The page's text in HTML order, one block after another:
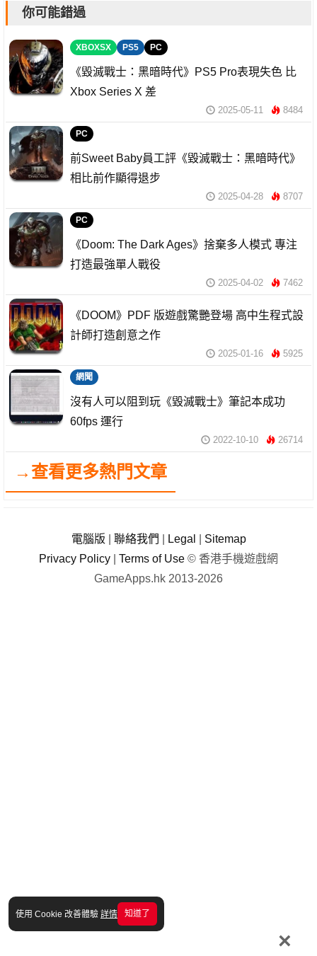
使用 Cookie 改善體驗 詳情 知道了
×
你可能錯過
XBOXSX PS5 PC
《毀滅戰士：黑暗時代》PS5 Pro表現失色 比
Xbox Series X 差
2025-05-11 8484
PC
前Sweet Baby員工評《毀滅戰士：黑暗時代》
相比前作顯得退步
2025-04-28 8707
PC
《Doom: The Dark Ages》捨棄多人模式 專注
打造最強單人戰役
2025-04-02 7462
《DOOM》PDF 版遊戲驚艷登場 高中生程式設
計師打造創意之作
2025-01-16 5925
網聞
沒有人可以阻到玩《毀滅戰士》筆記本成功
60fps 運行
2022-10-10 26714
→查看更多熱門文章
電腦版 聯絡我們 Legal
Sitemap
Privacy Policy
Terms of Use © 香港手機遊戲網
GameApps.hk 2013-2026